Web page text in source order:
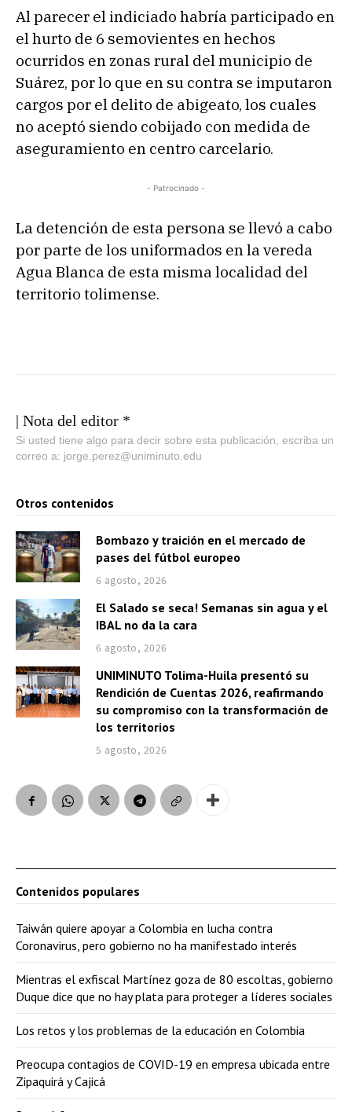
Al parecer el indiciado habría participado en
el hurto de 6 semovientes en hechos
ocurridos en zonas rural del municipio de
Suárez, por lo que en su contra se imputaron
cargos por el delito de abigeato, los cuales
no aceptó siendo cobijado con medida de
aseguramiento en centro carcelario.
- Patrocinado -
La detención de esta persona se llevó a cabo
por parte de los uniformados en la vereda
Agua Blanca de esta misma localidad del
territorio tolimense.
| Nota del editor *
Si usted tiene algo para decir sobre esta publicación, escriba un
correo a: jorge.perez@uniminuto.edu
Otros contenidos
Bombazo y traición en el mercado de
pases del fútbol europeo
6 agosto, 2026
El Salado se seca! Semanas sin agua y el
IBAL no da la cara
6 agosto, 2026
UNIMINUTO Tolima-Huila presentó su
Rendición de Cuentas 2026, reafirmando
su compromiso con la transformación de
los territorios
5 agosto, 2026
Contenidos populares
Taiwán quiere apoyar a Colombia en lucha contra
Coronavirus, pero gobierno no ha manifestado interés
Mientras el exfiscal Martínez goza de 80 escoltas, gobierno
Duque dice que no hay plata para proteger a líderes sociales
Los retos y los problemas de la educación en Colombia
Preocupa contagios de COVID-19 en empresa ubicada entre
Zipaquirá y Cajicá